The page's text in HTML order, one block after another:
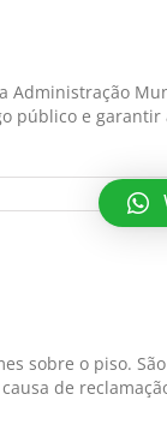
Administração
público e garantir
sobre o piso.
de